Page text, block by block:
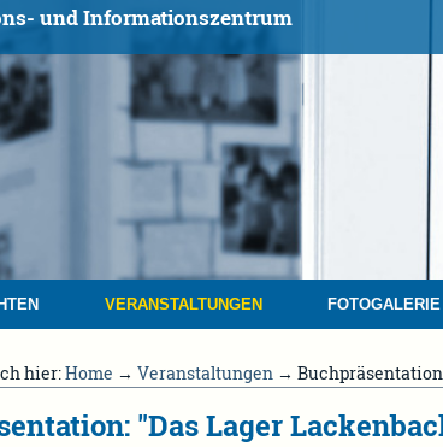
und Informationszentrum
VERANSTALTUNGEN FOTOGALERIE
hier:Home → Veranstaltungen →
"Das Lager